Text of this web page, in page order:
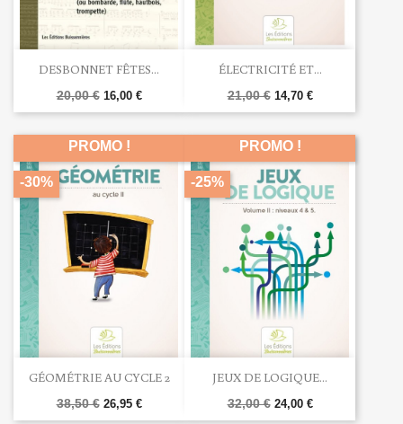
DESBONNET FÊTES...
20,00 € 16,00 €
ÉLECTRICITÉ ET...
21,00 € 14,70 €
GÉOMÉTRIE AU CYCLE 2
38,50 € 26,95 €
PROMO !
-30%
JEUX DE LOGIQUE...
32,00 € 24,00 €
PROMO !
-25%